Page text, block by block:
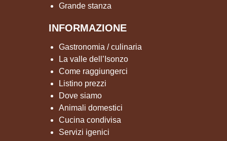
Grande stanza
INFORMAZIONE
Gastronomia / culinaria
La valle dell’Isonzo
Come raggiungerci
Listino prezzi
Dove siamo
Animali domestici
Cucina condivisa
Servizi igenici